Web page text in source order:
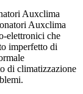
Auxclima
Auxclima
elettronici che
imperfetto di
di climatizzazione